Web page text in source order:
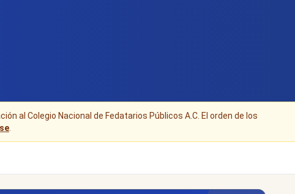
al Colegio Nacional de Fedatarios Públicos A.C. El orden de los